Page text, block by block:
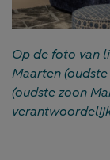
Op de foto van
Maarten
(oudste zoon